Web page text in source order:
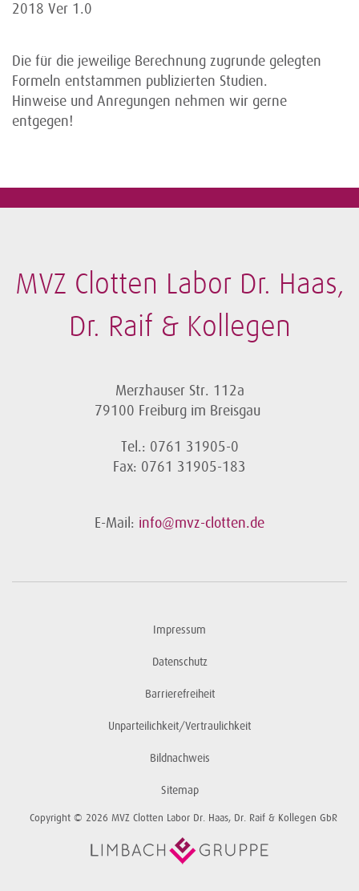
2018 Ver 1.0
Die für die jeweilige Berechnung zugrunde gelegten
Formeln entstammen publizierten Studien.
Hinweise und Anregungen nehmen wir gerne
entgegen!
MVZ Clotten Labor Dr. Haas,
Dr. Raif & Kollegen
Merzhauser Str. 112a
79100 Freiburg im Breisgau
Tel.: 0761 31905-0
Fax: 0761 31905-183
E-Mail: info@mvz-clotten.de
Impressum
Datenschutz
Barrierefreiheit
Unparteilichkeit/Vertraulichkeit
Bildnachweis
Sitemap
Copyright © 2026 MVZ Clotten Labor Dr. Haas, Dr. Raif & Kollegen GbR